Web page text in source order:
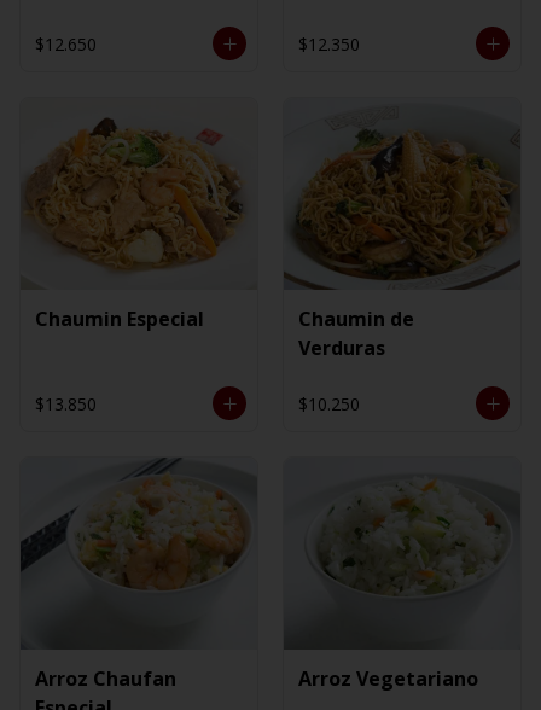
$12.650 $12.350
Chaumin Especial
$13.850
Chaumin de
Verduras
$10.250
Arroz Chaufan
Arroz Vegetariano